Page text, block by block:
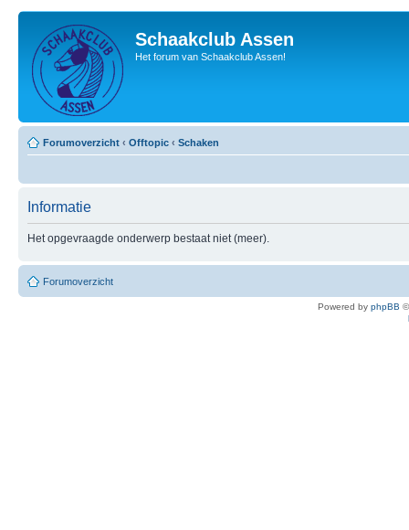
Schaakclub Assen
Het forum van Schaakclub Assen!
Forumoverzicht ‹ Offtopic ‹ Schaken
Informatie
Het opgevraagde onderwerp bestaat niet (meer).
Forumoverzicht
Powered by phpBB